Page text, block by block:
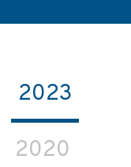
2023
2020